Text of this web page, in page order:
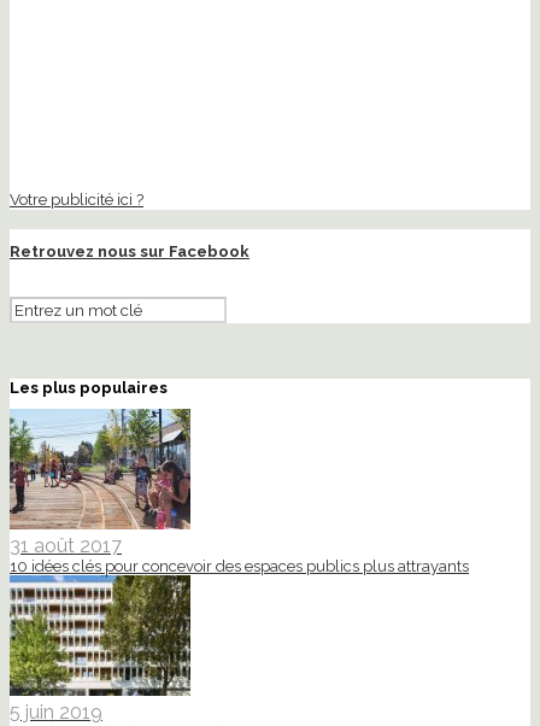
Votre publicité ici ?
Retrouvez nous sur Facebook
Les plus populaires
31 août 2017
10 idées clés pour concevoir des espaces publics plus attrayants
5 juin 2019